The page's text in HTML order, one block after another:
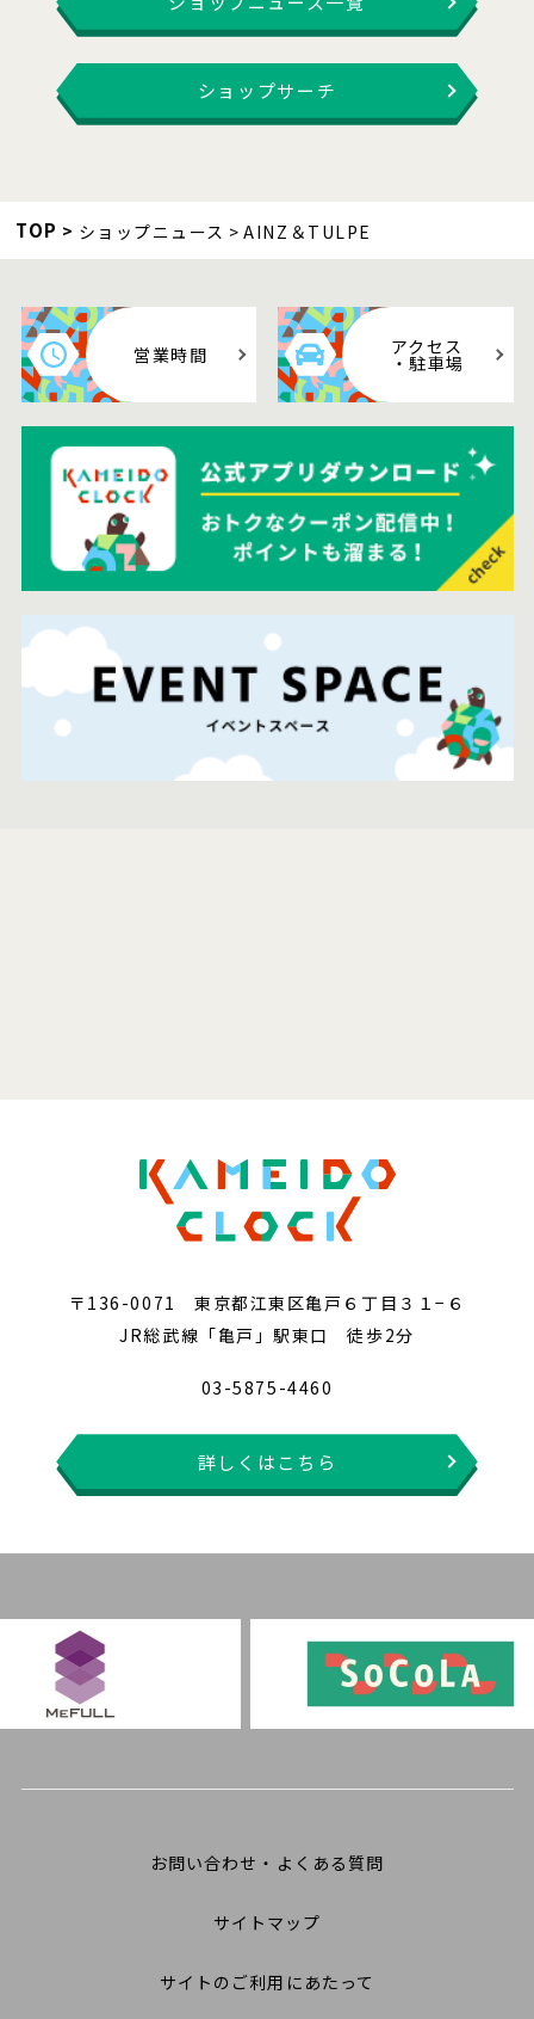
ショップサーチ
TOP ショップニュース AINZ＆TULPE
営業時間 アクセス
・駐車場
〒136-0071 東京都江東区亀戸６丁目３１−６
JR総武線「亀戸」駅東口 徒歩2分
03-5875-4460
詳しくはこちら
お問い合わせ・よくある質問
サイトマップ
サイトのご利用にあたって